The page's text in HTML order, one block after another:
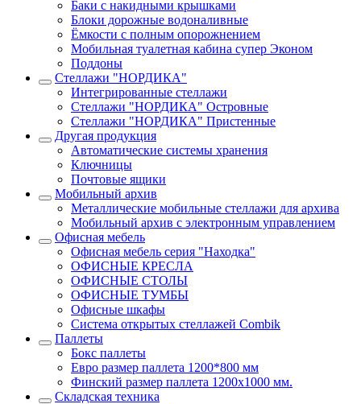
Баки с накидными крышками
Блоки дорожные водоналивные
Ёмкости с полным опорожнением
Мобильная туалетная кабина супер Эконом
Поддоны
Стеллажи "НОРДИКА"
Интегрированные стеллажи
Стеллажи "НОРДИКА" Островные
Стеллажи "НОРДИКА" Пристенные
Другая продукция
Автоматические системы хранения
Ключницы
Почтовые ящики
Мобильный архив
Металлические мобильные стеллажи для архива
Мобильный архив с электронным управлением
Офисная мебель
Офисная мебель серия "Находка"
ОФИСНЫЕ КРЕСЛА
ОФИСНЫЕ СТОЛЫ
ОФИСНЫЕ ТУМБЫ
Офисные шкафы
Система открытых стеллажей Combik
Паллеты
Бокс паллеты
Евро размер паллета 1200*800 мм
Финский размер паллета 1200х1000 мм.
Складская техника